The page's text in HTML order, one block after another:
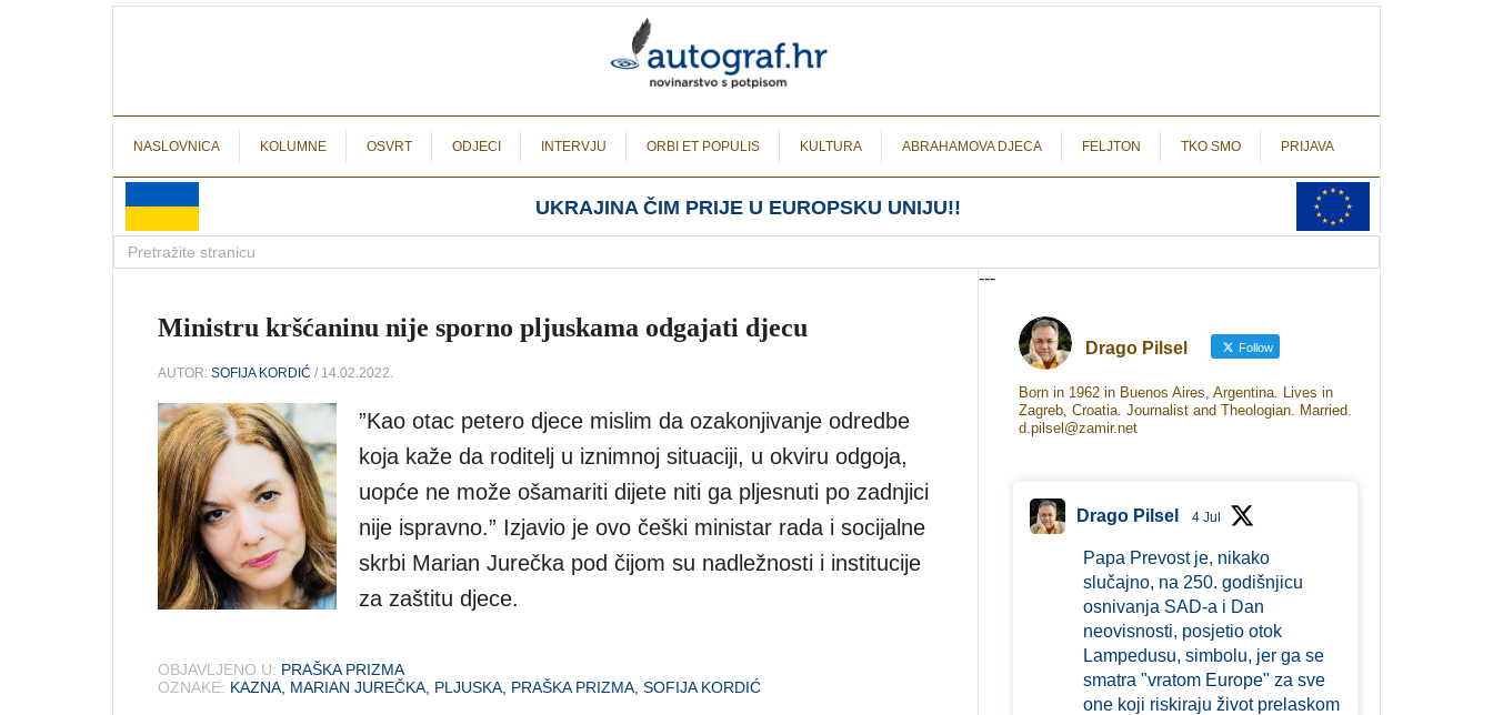
NASLOVNICA KOLUMNE OSVRT ODJECI INTERVJU ORBI ET POPULIS KULTURA ABRAHAMOVA DJECA FELJTON TKO SMO PRIJAVA
UKRAJINA ČIM PRIJE U EUROPSKU UNIJU!!
Ministru kršćaninu nije sporno pljuskama odgajati djecu
AUTOR: SOFIJA KORDIĆ / 14.02.2022.
”Kao otac petero djece mislim da ozakonjivanje odredbe
koja kaže da roditelj u iznimnoj situaciji, u okviru odgoja,
uopće ne može ošamariti dijete niti ga pljesnuti po zadnjici
nije ispravno.” Izjavio je ovo češki ministar rada i socijalne
skrbi Marian Jurečka pod čijom su nadležnosti i institucije
za zaštitu djece.
OBJAVLJENO U: PRAŠKA PRIZMA
OZNAKE: KAZNA MARIAN JUREČKA PLJUSKA PRAŠKA PRIZMA SOFIJA KORDIĆ
---
Drago Pilsel Follow
Born in 1962 in Buenos Aires, Argentina. Lives in
Zagreb, Croatia. Journalist and Theologian. Married.
d.pilsel@zamir.net
Drago Pilsel 4 Jul
Papa Prevost je, nikako
slučajno, na 250. godišnjicu
osnivanja SAD-a i Dan
neovisnosti, posjetio otok
Lampedusu, simbolu, jer ga se
smatra "vratom Europe" za sve
one koji riskiraju život prelaskom